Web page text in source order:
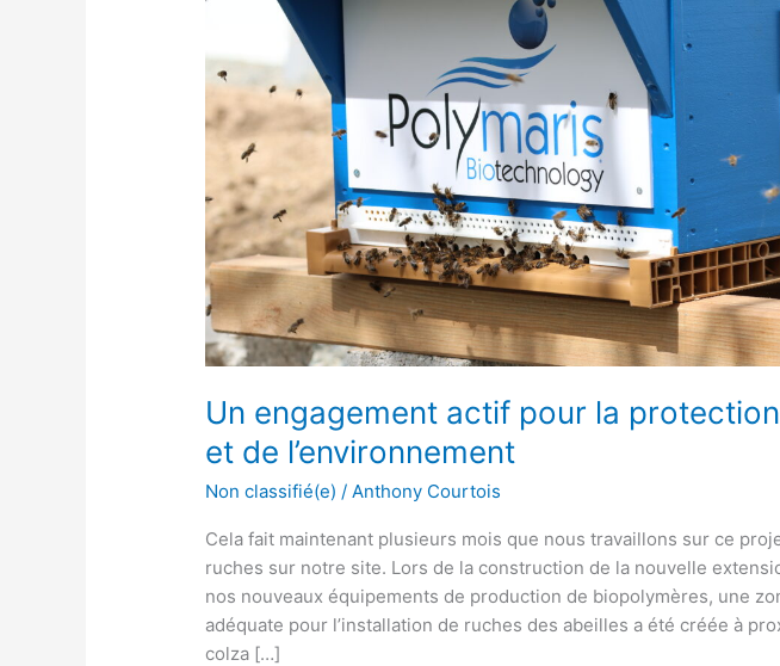
Un engagement actif pour la
et de l’environnement
Non classifié(e) / Anthony Courtois
Cela fait maintenant plusieurs mois que nous travaillons sur ce
ruches sur notre site. Lors de la construction de la nouvelle
nos nouveaux équipements de production de biopolymères, une
adéquate pour l’installation de ruches des abeilles a été créée à
colza […]
protection
abeilles
et
de
l’environnement